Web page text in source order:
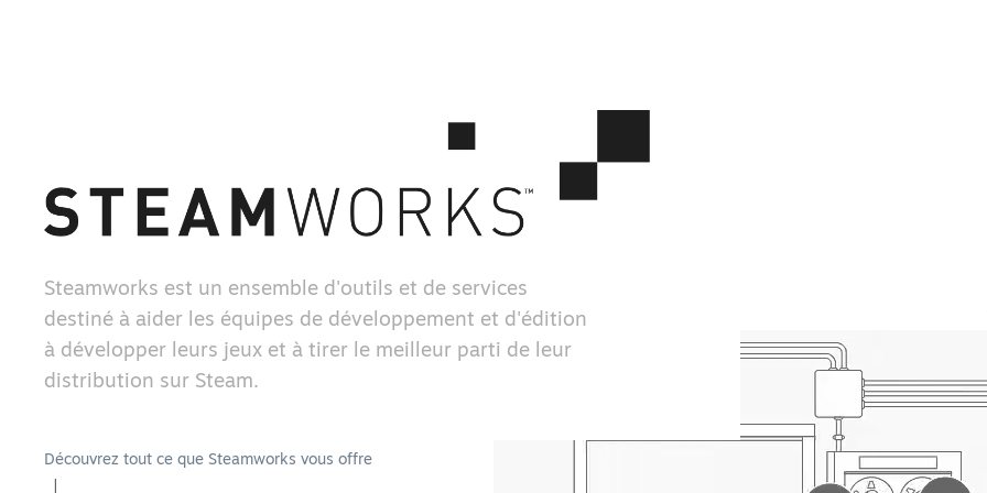
Steamworks est un ensemble d'outils et de services
destiné à aider les équipes de développement et d'édition
à développer leurs jeux et à tirer le meilleur parti de leur
distribution sur Steam.
Découvrez tout ce que Steamworks vous offre